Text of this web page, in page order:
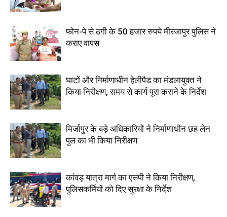
फोन-पे से ठगी के 50 हजार रुपये मीरजापुर पुलिस ने
कराए वापस
घाटों और निर्माणाधीन हेलीपैड का मंडलायुक्त ने
किया निरीक्षण, समय से कार्य पूरा कराने के निर्देश
मिर्जापुर के बड़े अधिकारियों ने निर्माणाधीन छह लेन
पुल का भी किया निरीक्षण
कांवड़ यात्रा मार्ग का एसपी ने किया निरीक्षण,
पुलिसकर्मियों को दिए सुरक्षा के निर्देश